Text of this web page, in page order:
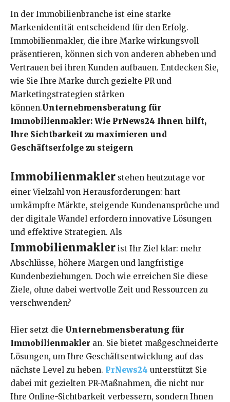
In der Immobilienbranche ist eine starke
Markenidentität entscheidend für den Erfolg.
Immobilienmakler, die ihre Marke wirkungsvoll
präsentieren, können sich von anderen abheben und
Vertrauen bei ihren Kunden aufbauen. Entdecken Sie,
wie Sie Ihre Marke durch gezielte PR und
Marketingstrategien stärken
können.Unternehmensberatung für
Immobilienmakler: Wie PrNews24 Ihnen hilft,
Ihre Sichtbarkeit zu maximieren und
Geschäftserfolge zu steigern
Immobilienmakler stehen heutzutage vor
einer Vielzahl von Herausforderungen: hart
umkämpfte Märkte, steigende Kundenansprüche und
der digitale Wandel erfordern innovative Lösungen
und effektive Strategien. Als
Immobilienmakler ist Ihr Ziel klar: mehr
Abschlüsse, höhere Margen und langfristige
Kundenbeziehungen. Doch wie erreichen Sie diese
Ziele, ohne dabei wertvolle Zeit und Ressourcen zu
verschwenden?
Hier setzt die Unternehmensberatung für
Immobilienmakler an. Sie bietet maßgeschneiderte
Lösungen, um Ihre Geschäftsentwicklung auf das
nächste Level zu heben. PrNews24 unterstützt Sie
dabei mit gezielten PR-Maßnahmen, die nicht nur
Ihre Online-Sichtbarkeit verbessern, sondern Ihnen